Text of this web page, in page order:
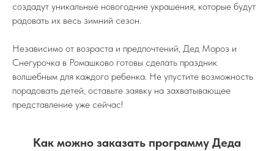
создадут уникальные новогодние украшения, которые будут
радовать их весь зимний сезон.
Независимо от возраста и предпочтений, Дед Мороз и
Снегурочка в Ромашково готовы сделать праздник
волшебным для каждого ребенка. Не упустите возможность
порадовать детей, оставьте заявку на захватывающее
представление уже сейчас!
Как можно заказать программу Деда